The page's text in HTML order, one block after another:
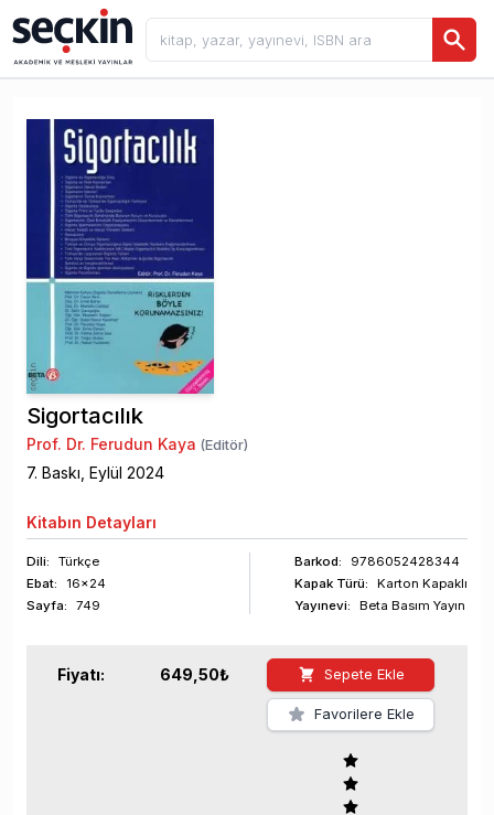
Sigortacılık
Prof. Dr. Ferudun Kaya (Editör)
7. Baskı, Eylül 2024
Kitabın Detayları
Dili:
Türkçe
Ebat:
16x24
Sayfa: 749
Barkod:
9786052428344
Kapak Türü:
Karton Kapaklı
Yayınevi:
Beta Basım Yayın
Fiyatı: 649,50₺ Sepete Ekle
Favorilere Ekle